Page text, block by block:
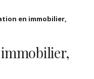
en immobilier,